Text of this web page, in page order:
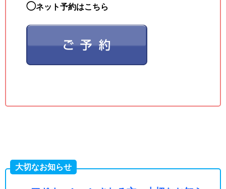
◯ネット予約はこちら
大切なお知らせ